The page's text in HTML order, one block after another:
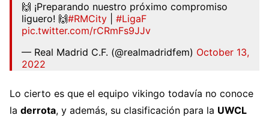
🙌 ¡Preparando nuestro próximo compromiso
liguero! 🙌#RMCity
#LigaF
pic.twitter.com/rCRmFs9JJv
— Real Madrid C.F. (@realmadridfem) October 13,
2022
Lo cierto es que el equipo vikingo todavía no conoce
la derrota, y además, su clasificación para la UWCL